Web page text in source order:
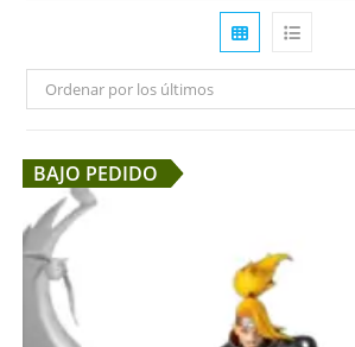
Ordenar por los últimos
BAJO PEDIDO